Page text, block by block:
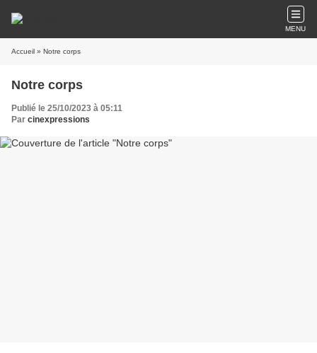
MENU
Accueil » Notre corps
Notre corps
Publié le 25/10/2023 à 05:11
Par cinexpressions